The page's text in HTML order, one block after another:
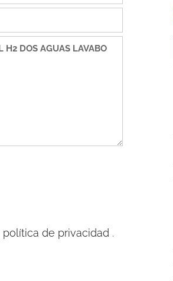
política de privacidad .